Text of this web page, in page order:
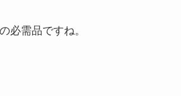
必需品ですね。